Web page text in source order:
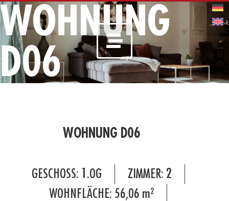
WOHNUNG
D06
WOHNUNG D06
GESCHOSS: 1.OG ZIMMER: 2
WOHNFLÄCHE: 56,06 m²